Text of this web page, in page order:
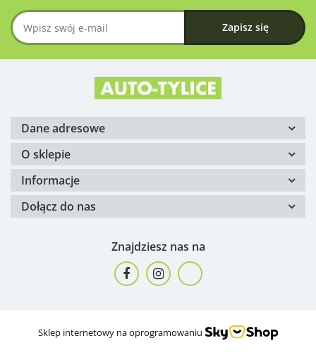
Dane adresowe
O sklepie
Informacje
Dołącz do nas
Znajdziesz nas na
Sklep internetowy na oprogramowaniu